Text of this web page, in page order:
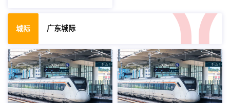
城际 广东城际